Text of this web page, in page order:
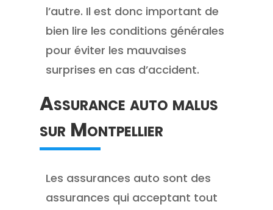
l’autre. Il est donc important de
bien lire les conditions générales
pour éviter les mauvaises
surprises en cas d’accident.
Assurance auto malus
sur Montpellier
Les assurances auto sont des
assurances qui acceptant tout